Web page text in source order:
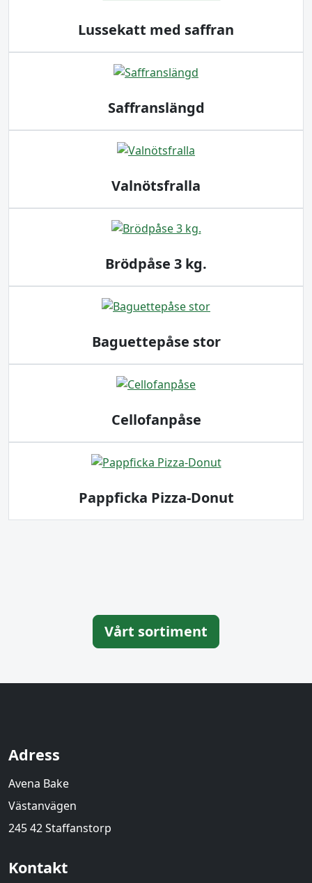
Lussekatt med saffran
Saffranslängd
Valnötsfralla
Brödpåse 3 kg.
Baguettepåse stor
Cellofanpåse
Pappficka Pizza-Donut
Vårt sortiment
Adress
Avena Bake
Västanvägen
245 42 Staffanstorp
Kontakt